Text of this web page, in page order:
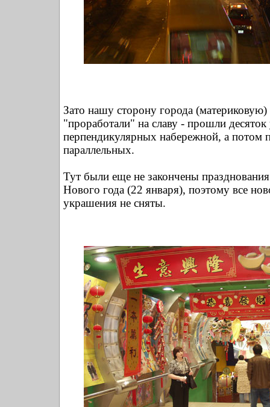
Зато нашу сторону города
"проработали" на славу - прошли десяток
перпендикулярных набережной, а потом
параллельных.
Тут были еще не закончены празднования
Нового года (22 января), поэтому все
украшения не сняты.